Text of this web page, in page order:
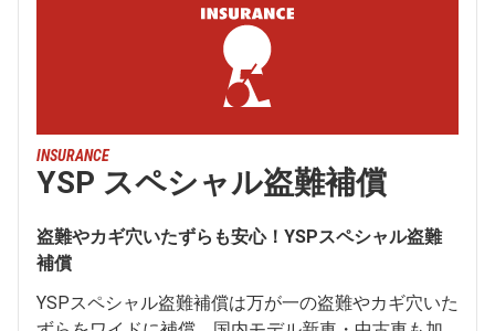
INSURANCE
YSP スペシャル盗難補償
盗難やカギ穴いたずらも安心！YSPスペシャル盗難
補償
YSPスペシャル盗難補償は万が一の盗難やカギ穴いた